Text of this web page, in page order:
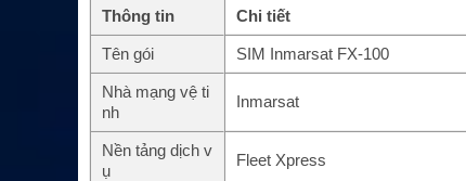
Thông tin Chi tiết
Tên gói SIM Inmarsat FX-100
Nhà mạng vệ ti
nh
Inmarsat
Nền tảng dịch v
ụ
Fleet Xpress